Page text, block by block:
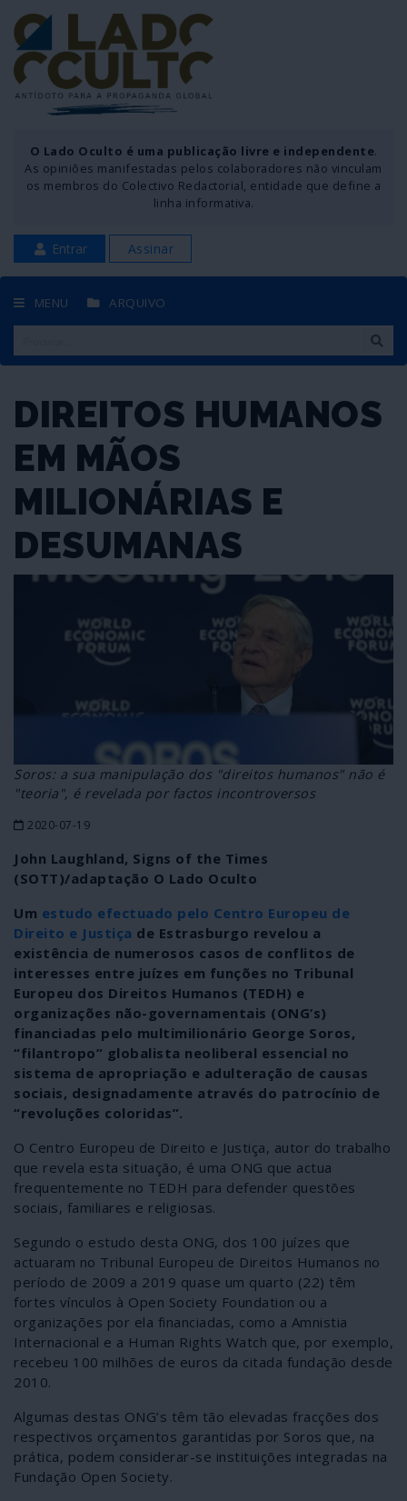
O Lado Oculto é uma publicação livre e independente.
As opiniões manifestadas pelos colaboradores não vinculam
os membros do Colectivo Redactorial, entidade que define a
linha informativa.
Entrar Assinar
MENU ARQUIVO
DIREITOS HUMANOS
EM MÃOS
MILIONÁRIAS E
DESUMANAS
Soros: a sua manipulação dos "direitos humanos" não é
"teoria", é revelada por factos incontroversos
2020-07-19
John Laughland, Signs of the Times
(SOTT)/adaptação O Lado Oculto
Um estudo efectuado pelo Centro Europeu de
Direito e Justiça de Estrasburgo revelou a
existência de numerosos casos de conflitos de
interesses entre juízes em funções no Tribunal
Europeu dos Direitos Humanos (TEDH) e
organizações não-governamentais (ONG’s)
financiadas pelo multimilionário George Soros,
“filantropo” globalista neoliberal essencial no
sistema de apropriação e adulteração de causas
sociais, designadamente através do patrocínio de
“revoluções coloridas”.
O Centro Europeu de Direito e Justiça, autor do trabalho
que revela esta situação, é uma ONG que actua
frequentemente no TEDH para defender questões
sociais, familiares e religiosas.
Segundo o estudo desta ONG, dos 100 juízes que
actuaram no Tribunal Europeu de Direitos Humanos no
período de 2009 a 2019 quase um quarto (22) têm
fortes vínculos à Open Society Foundation ou a
organizações por ela financiadas, como a Amnistia
Internacional e a Human Rights Watch que, por exemplo,
recebeu 100 milhões de euros da citada fundação desde
2010.
Algumas destas ONG’s têm tão elevadas fracções dos
respectivos orçamentos garantidas por Soros que, na
prática, podem considerar-se instituições integradas na
Fundação Open Society.